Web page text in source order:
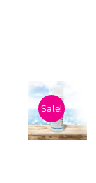
Sale!